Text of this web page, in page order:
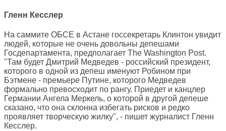
Гленн Кесслер
На саммите ОБСЕ в Астане госсекретарь Клинтон увидит
людей, которые не очень довольны депешами
Госдепартамента, предполагает The Washington Post.
"Там будет Дмитрий Медведев - российский президент,
которого в одной из депеш именуют Робином при
Бэтмене - премьере Путине, которого Медведев
формально превосходит по рангу. Приедет и канцлер
Германии Ангела Меркель, о которой в другой депеше
сказано, что она склонна избегать рисков и редко
проявляет творческую жилку", - пишет журналист Гленн
Кесслер.